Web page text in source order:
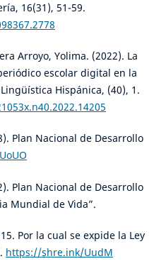
16(31), 51-59.
Arroyo, Yolima. (2022). La
escolar digital en la
Hispánica, (40), 1.
Plan Nacional de Desarrollo
Plan Nacional de Desarrollo
Mundial de Vida”.
Por la cual se expide la Ley
https://shre.ink/UudM